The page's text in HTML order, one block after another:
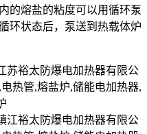
的熔盐的粘度可以用循环泵
环状态后，泵送到热载体炉